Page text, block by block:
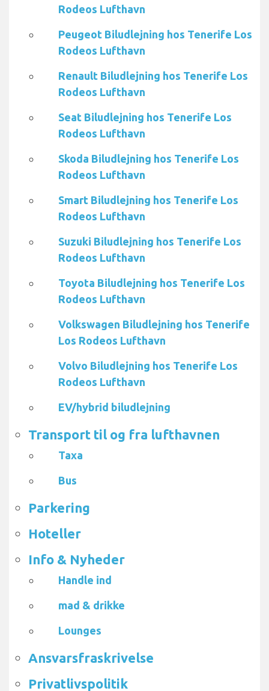
Rodeos Lufthavn
Peugeot Biludlejning hos Tenerife Los
Rodeos Lufthavn
Renault Biludlejning hos Tenerife Los
Rodeos Lufthavn
Seat Biludlejning hos Tenerife Los
Rodeos Lufthavn
Skoda Biludlejning hos Tenerife Los
Rodeos Lufthavn
Smart Biludlejning hos Tenerife Los
Rodeos Lufthavn
Suzuki Biludlejning hos Tenerife Los
Rodeos Lufthavn
Toyota Biludlejning hos Tenerife Los
Rodeos Lufthavn
Volkswagen Biludlejning hos Tenerife
Los Rodeos Lufthavn
Volvo Biludlejning hos Tenerife Los
Rodeos Lufthavn
EV/hybrid biludlejning
Transport til og fra lufthavnen
Taxa
Bus
Parkering
Hoteller
Info & Nyheder
Handle ind
mad & drikke
Lounges
Ansvarsfraskrivelse
Privatlivspolitik